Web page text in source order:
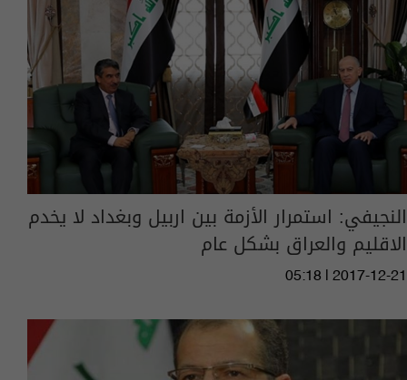
النجيفي: استمرار الأزمة بين اربيل وبغداد لا يخدم
الاقليم والعراق بشكل عام
05:18 | 2017-12-21